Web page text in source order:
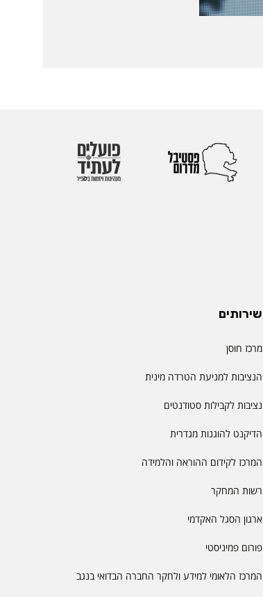
שירותים
מרכז חוסן
הנציבות למניעת הטרדה מינית
נציבות לקבילות סטודנטים
הדיקנט להוגנות מגדרית
המרכז לקידום ההוראה והלמידה
רשות המחקר
ארגון הסגל האקדמי
פורום פמיניסטי
המרכז הלאומי למידע ולחקר החברה הבדואי בנגב